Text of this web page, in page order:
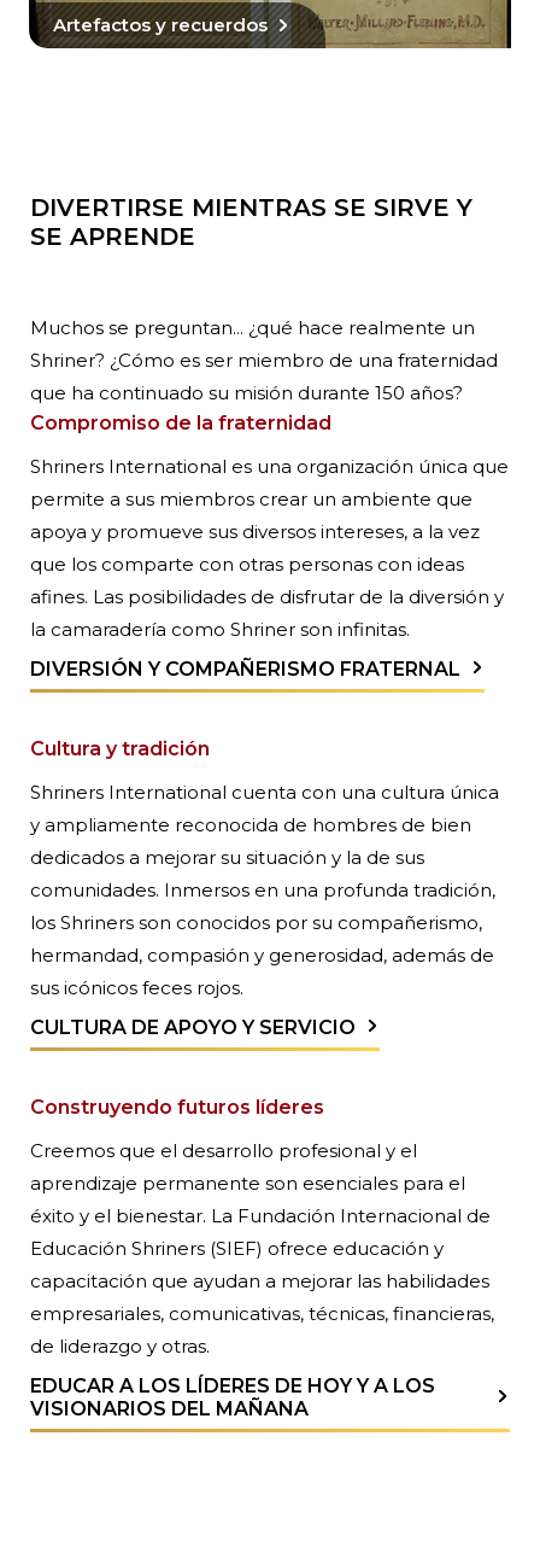
Artefactos y recuerdos
DIVERTIRSE MIENTRAS SE SIRVE Y
SE APRENDE
Muchos se preguntan... ¿qué hace realmente un
Shriner? ¿Cómo es ser miembro de una fraternidad
que ha continuado su misión durante 150 años?
Compromiso de la fraternidad
Shriners International es una organización única que
permite a sus miembros crear un ambiente que
apoya y promueve sus diversos intereses, a la vez
que los comparte con otras personas con ideas
afines. Las posibilidades de disfrutar de la diversión y
la camaradería como Shriner son infinitas.
DIVERSIÓN Y COMPAÑERISMO FRATERNAL
Cultura y tradición
Shriners International cuenta con una cultura única
y ampliamente reconocida de hombres de bien
dedicados a mejorar su situación y la de sus
comunidades. Inmersos en una profunda tradición,
los Shriners son conocidos por su compañerismo,
hermandad, compasión y generosidad, además de
sus icónicos feces rojos.
CULTURA DE APOYO Y SERVICIO
Construyendo futuros líderes
Creemos que el desarrollo profesional y el
aprendizaje permanente son esenciales para el
éxito y el bienestar. La Fundación Internacional de
Educación Shriners (SIEF) ofrece educación y
capacitación que ayudan a mejorar las habilidades
empresariales, comunicativas, técnicas, financieras,
de liderazgo y otras.
EDUCAR A LOS LÍDERES DE HOY Y A LOS
VISIONARIOS DEL MAÑANA